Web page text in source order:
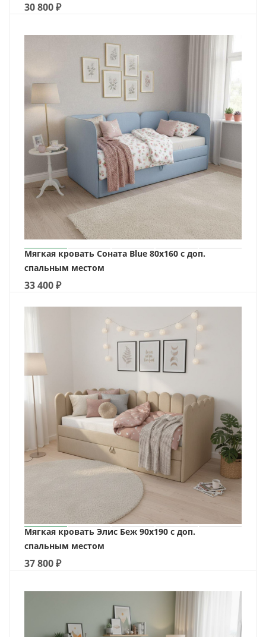
30 800₽
Мягкая кровать Соната Blue 80х160 с доп.
спальным местом
33 400₽
Мягкая кровать Элис Беж 90х190 с доп.
спальным местом
37 800₽